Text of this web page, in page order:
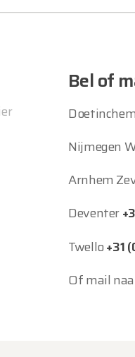
Bel of
Doetinchem
Nijmegen
Arnhem
Deventer
Twello+31
Of mail